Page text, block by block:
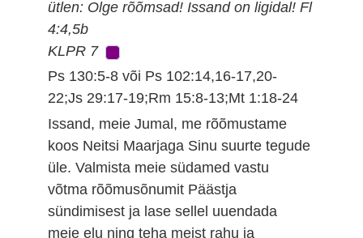
ütlen: Olge rõõmsad! Issand on ligidal! Fl
4:4,5b
KLPR 7
Ps 130:5-8 või Ps 102:14,16-17,20-
22;Js 29:17-19;Rm 15:8-13;Mt 1:18-24
Issand, meie Jumal, me rõõmustame
koos Neitsi Maarjaga Sinu suurte tegude
üle. Valmista meie südamed vastu
võtma rõõmusõnumit Päästja
sündimisest ja lase sellel uuendada
meie elu ning teha meist rahu ja